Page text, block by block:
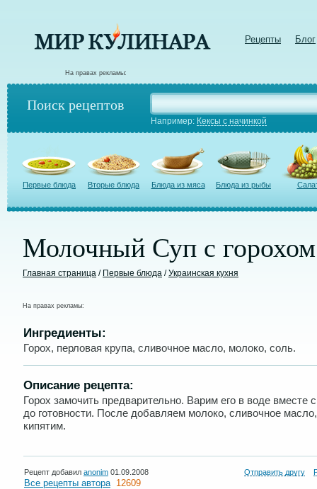
Рецепты Блог
На правах рекламы:
Поиск рецептов
Например: Кексы с начинкой
Первые блюда Вторые блюда Блюда из мяса Блюда из рыбы
Молочный Суп с горохом
Главная страница / Первые блюда /Украинская кухня
На правах рекламы:
Ингредиенты:
Горох, перловая крупа, сливочное масло, молоко, соль.
Описание рецепта:
Горох замочить предварительно. Варим его в воде вместе
до готовности. После добавляем молоко, сливочное
кипятим.
Рецепт добавил anonim 01.09.2008 Отправить другу
Все рецепты автора 12609